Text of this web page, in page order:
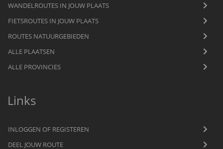
WANDELROUTES IN JOUW PLAATS
FIETSROUTES IN JOUW PLAATS
ROUTES NATUURGEBIEDEN
ALLE PLAATSEN
ALLE PROVINCIES
Links
INLOGGEN OF REGISTEREN
DEEL JOUW ROUTE